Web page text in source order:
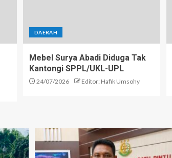
DAERAH
Mebel Surya Abadi Diduga Tak
Kantongi SPPL/UKL-UPL
24/07/2026 Editor: Hafik Umsohy